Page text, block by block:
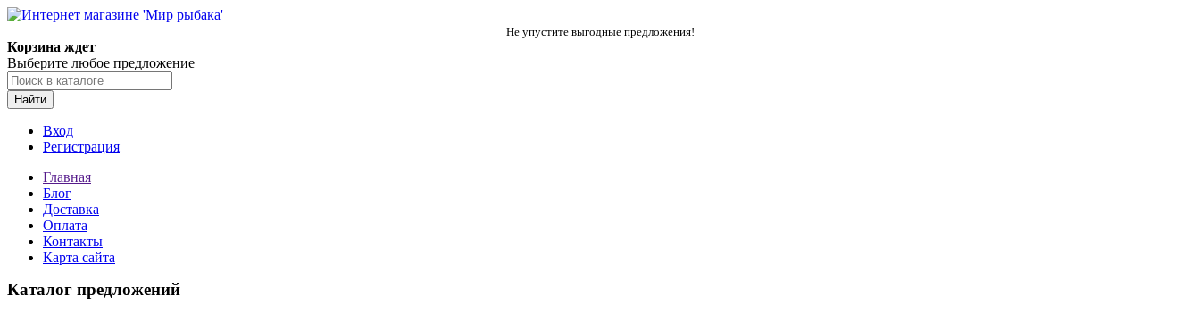
Не упустите выгодные предложения!
Корзина ждет
Выберите любое предложение
Найти
Вход
Регистрация
Главная
Блог
Доставка
Оплата
Контакты
Карта сайта
Каталог предложений